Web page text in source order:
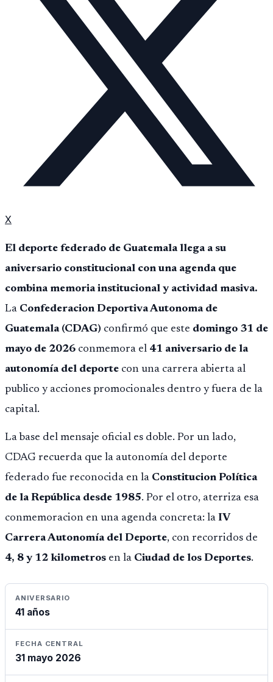
X
El deporte federado de Guatemala llega a su
aniversario constitucional con una agenda que
combina memoria institucional y actividad masiva.
La Confederacion Deportiva Autonoma de
Guatemala (CDAG) confirmó que este domingo 31 de
mayo de 2026 conmemora el 41 aniversario de la
autonomía del deporte con una carrera abierta al
publico y acciones promocionales dentro y fuera de la
capital.
La base del mensaje oficial es doble. Por un lado,
CDAG recuerda que la autonomía del deporte
federado fue reconocida en la Constitucion Política
de la República desde 1985. Por el otro, aterriza esa
conmemoracion en una agenda concreta: la IV
Carrera Autonomía del Deporte, con recorridos de
4, 8 y 12 kilometros en la Ciudad de los Deportes.
ANIVERSARIO
41 años
FECHA CENTRAL
31 mayo 2026